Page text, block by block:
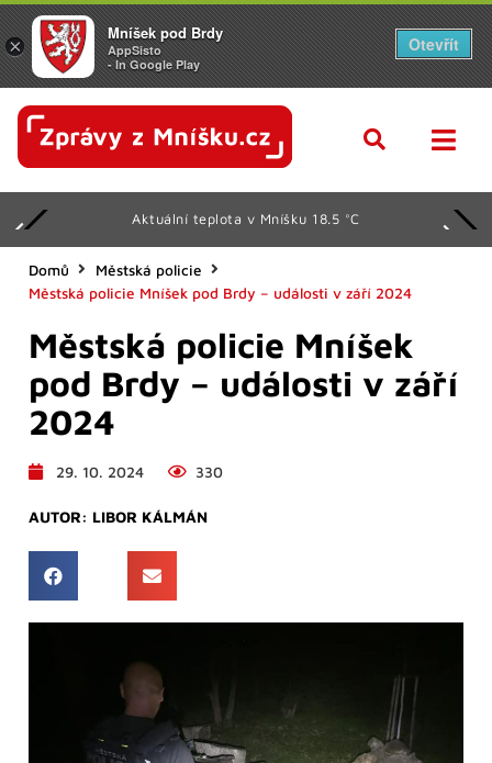
Aktuální teplota v Mníšku 18.5 °C
Domů
Městská policie
Městská policie Mníšek pod Brdy – události v září 2024
Městská policie Mníšek
pod Brdy – události v září
2024
29. 10. 2024 330
AUTOR: LIBOR KÁLMÁN
×
Mníšek pod Brdy
AppSisto
- In Google Play
Otevřít